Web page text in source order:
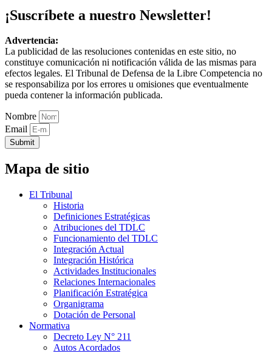
¡Suscríbete a nuestro Newsletter!
Advertencia:
La publicidad de las resoluciones contenidas en este sitio, no
constituye comunicación ni notificación válida de las mismas para
efectos legales. El Tribunal de Defensa de la Libre Competencia no
se responsabiliza por los errores u omisiones que eventualmente
pueda contener la información publicada.
Nombre
Email
Submit
Mapa de sitio
El Tribunal
Historia
Definiciones Estratégicas
Atribuciones del TDLC
Funcionamiento del TDLC
Integración Actual
Integración Histórica
Actividades Institucionales
Relaciones Internacionales
Planificación Estratégica
Organigrama
Dotación de Personal
Normativa
Decreto Ley N° 211
Autos Acordados